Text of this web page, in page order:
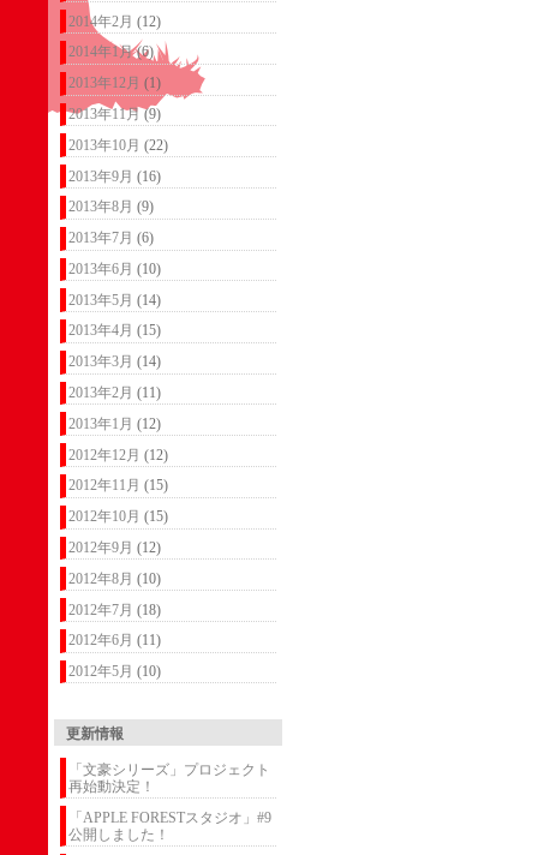
2014年2月 (12)
2014年1月(6)
2013年12月 (1)
2013年11月 (9)
2013年10月 (22)
2013年9月 (16)
2013年8月 (9)
2013年7月 (6)
2013年6月 (10)
2013年5月 (14)
2013年4月 (15)
2013年3月 (14)
2013年2月 (11)
2013年1月 (12)
2012年12月 (12)
2012年11月 (15)
2012年10月 (15)
2012年9月 (12)
2012年8月 (10)
2012年7月 (18)
2012年6月 (11)
2012年5月 (10)
更新情報
「文豪シリーズ」プロジェクト
再始動決定！
「APPLE FORESTスタジオ」#9
公開しました！